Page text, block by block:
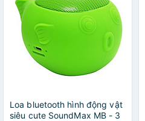
Loa bluetooth hình động vật
siêu cute SoundMax MB - 3